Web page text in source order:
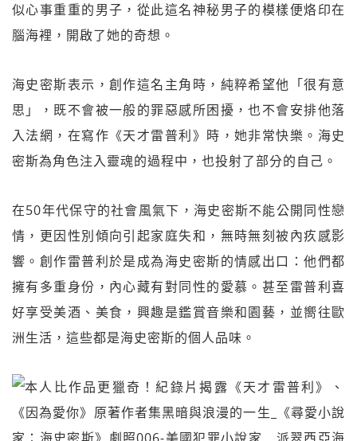
似心事重重的男子，從此這名神秘男子的模樣便烙印在
腦海裡，開啟了她的奇想。
海史密斯表示，創作這名主角時，純粹希望他「很有意
思」，既不會被一般的罪惡感所困擾，也不會安排他落
入法網，在寫作《天才雷普利》時，她非常快樂。海史
密斯為角色注入靈魂的過程中，也投射了部分的自己。
在50年代保守的社會風氣下，海史密斯不能公開同性戀
情，更因性別傾向引起家庭失和，無時無刻被內疚感影
響。創作雷普利於是成為海史密斯的情感出口：他們都
擁有多重身份，內心藏有對同性的愛慕。甚至雷普利喜
好享受美酒、美食，興趣是鑑賞音樂和園藝，並嚮往歐
洲生活，這些都是海史密斯的個人品味。